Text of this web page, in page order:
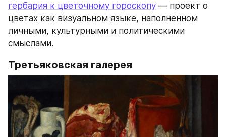
гербария к цветочному гороскопу — проект о
цветах как визуальном языке, наполненном
личными, культурными и политическими
смыслами.
Третьяковская галерея